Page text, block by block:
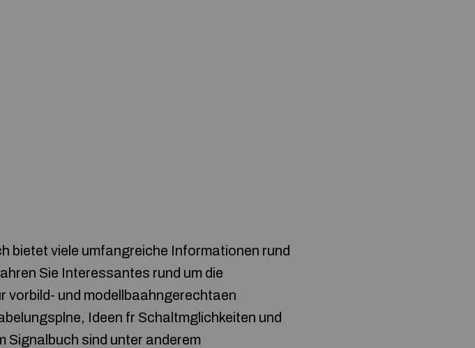
bietet viele umfangreiche Informationen rund
Sie Interessantes rund um die
vorbild- und modellbaahngerechtaen
Ideen fr Schaltmglichkeiten und
Signalbuch sind unter anderem